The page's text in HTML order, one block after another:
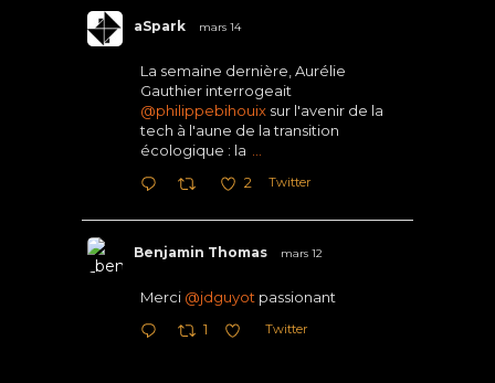
aSpark mars 14
La semaine dernière, Aurélie
Gauthier interrogeait
@philippebihouix sur l'avenir de la
tech à l'aune de la transition
écologique : la ...
2 Twitter
Benjamin Thomas mars 12
Merci @jdguyot passionant
1 Twitter